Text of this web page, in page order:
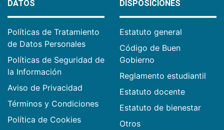
DATOS
Políticas de Tratamiento
de Datos Personales
Políticas de Seguridad de
la Información
Aviso de Privacidad
Términos y Condiciones
Política de Cookies
DISPOSICIONES
Estatuto general
Código de Buen
Gobierno
Reglamento estudiantil
Estatuto docente
Estatuto de bienestar
Otros